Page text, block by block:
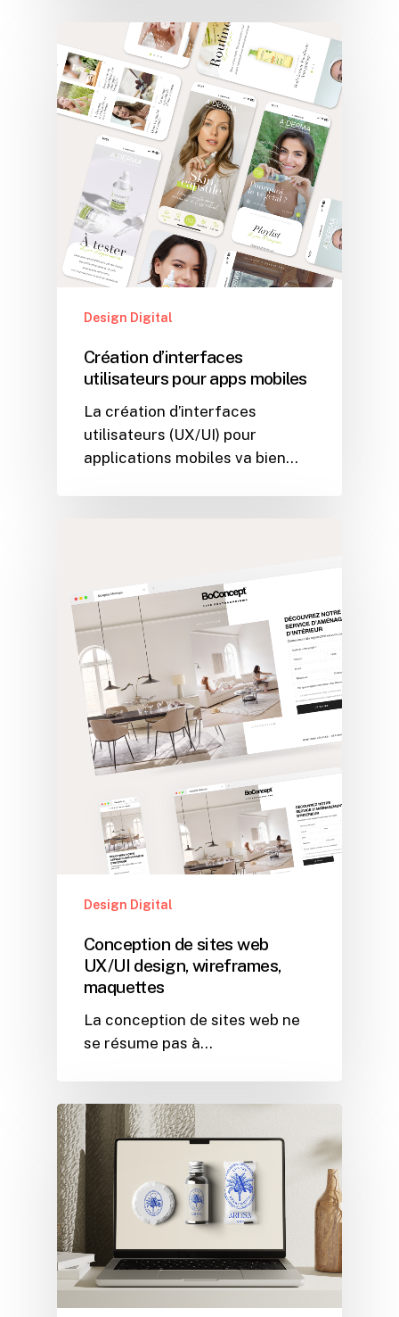
Design Digital
Création d’interfaces
utilisateurs pour apps mobiles
La création d’interfaces
utilisateurs (UX/UI) pour
applications mobiles va bien…
Design Digital
Conception de sites web
UX/UI design, wireframes,
maquettes
La conception de sites web ne
se résume pas à…